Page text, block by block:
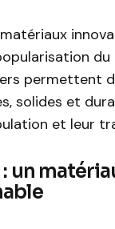
du
permettent
solides et
et leur
un